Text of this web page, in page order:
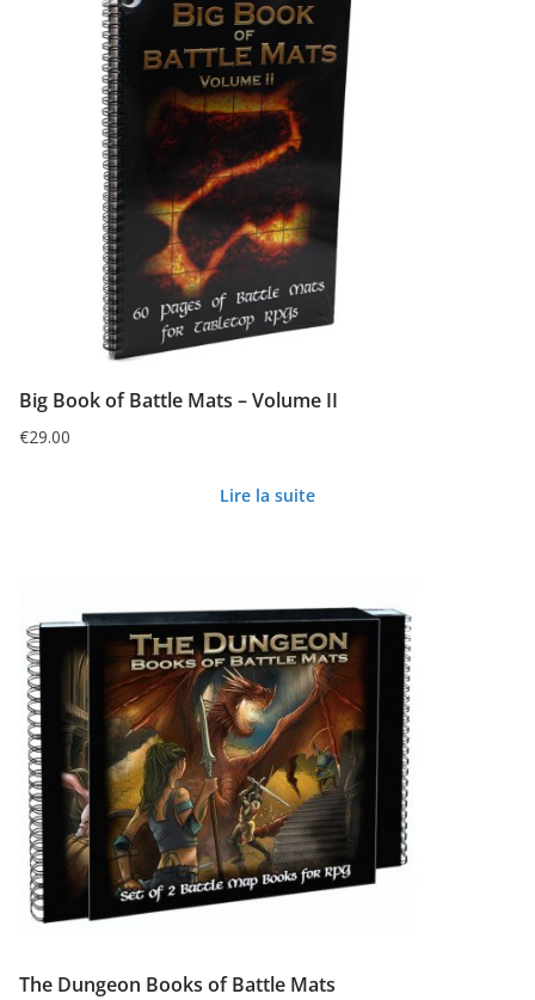
Big Book of Battle Mats – Volume II
€29.00
Lire la suite
The Dungeon Books of Battle Mats